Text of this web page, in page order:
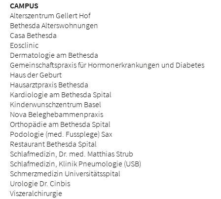
CAMPUS
Alterszentrum Gellert Hof
Bethesda Alterswohnungen
Casa Bethesda
Eosclinic
Dermatologie am Bethesda
Gemeinschaftspraxis für Hormonerkrankungen und Diabetes
Haus der Geburt
Hausarztpraxis Bethesda
Kardiologie am Bethesda Spital
Kinderwunschzentrum Basel
Nova Beleghebammenpraxis
Orthopädie am Bethesda Spital
Podologie (med. Fussplege) Sax
Restaurant Bethesda Spital
Schlafmedizin, Dr. med. Matthias Strub
Schlafmedizin, Klinik Pneumologie (USB)
Schmerzmedizin Universitätsspital
Urologie Dr. Cinbis
Viszeralchirurgie